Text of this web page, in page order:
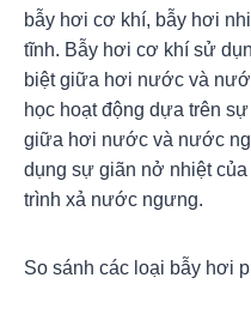
bẫy hơi cơ khí, bẫy hơi
tĩnh. Bẫy hơi cơ khí sử
biệt giữa hơi nước và
học hoạt động dựa trên
giữa hơi nước và nước
dụng sự giãn nở nhiệt
trình xả nước ngưng.
So sánh các loại bẫy hơi